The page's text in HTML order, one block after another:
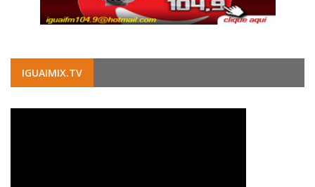
IGUAIMIX.TV